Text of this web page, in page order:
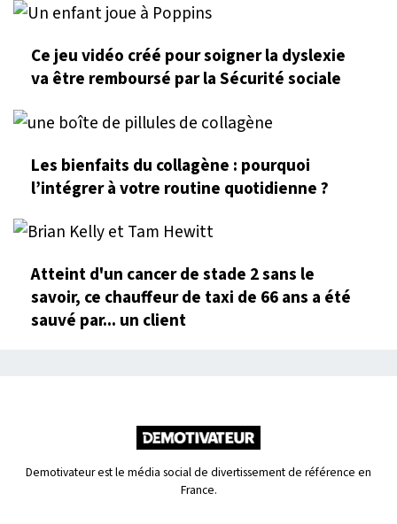
Ce jeu vidéo créé pour soigner la dyslexie
va être remboursé par la Sécurité sociale
Les bienfaits du collagène : pourquoi
l’intégrer à votre routine quotidienne ?
Atteint d'un cancer de stade 2 sans le
savoir, ce chauffeur de taxi de 66 ans a été
sauvé par... un client
Demotivateur est le média social de divertissement de référence en
France.